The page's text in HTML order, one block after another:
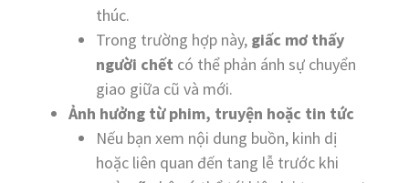
thúc.
Trong trường hợp này, giấc mơ thấy
người chết có thể phản ánh sự chuyển
giao giữa cũ và mới.
Ảnh hưởng từ phim, truyện hoặc tin tức
Nếu bạn xem nội dung buồn, kinh dị
hoặc liên quan đến tang lễ trước khi